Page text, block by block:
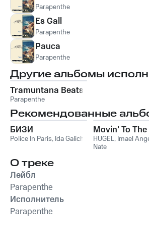
Parapenthe
Es Gall
Parapenthe
Pauca
Parapenthe
Другие альбомы
Tramuntana Beats
Parapenthe
Рекомендованные
БИЗИ
Police In Paris, Ida Galich
Movin' To The
HUGEL, Imael
Nate
О треке
Лейбл
Parapenthe
Исполнитель
Parapenthe